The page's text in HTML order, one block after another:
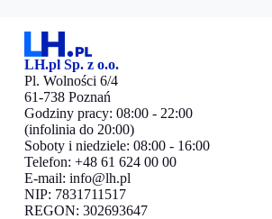
LH.pl Sp. z o.o.
Pl. Wolności 6/4
61-738 Poznań
Godziny pracy: 08:00 - 22:00
(infolinia do 20:00)
Soboty i niedziele: 08:00 - 16:00
Telefon: +48 61 624 00 00
E-mail: info@lh.pl
NIP: 7831711517
REGON: 302693647